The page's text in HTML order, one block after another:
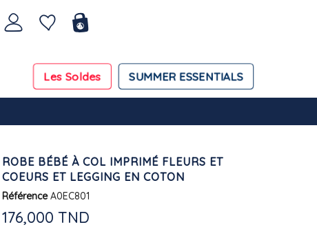
SUMMER ESSENTIALS
Les Soldes
ROBE BÉBÉ À COL IMPRIMÉ FLEURS ET
COEURS ET LEGGING EN COTON
Référence A0EC801
176,000 TND